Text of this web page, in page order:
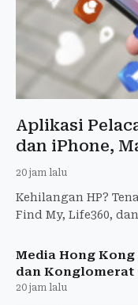
Aplikasi
dan iPhone,
20 jam lalu
Kehilangan HP?
Find My, Life360,
Media Hong
dan Konglomerat
20 jam lalu